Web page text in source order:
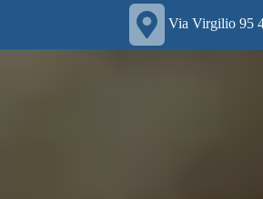
Via Virgilio 95